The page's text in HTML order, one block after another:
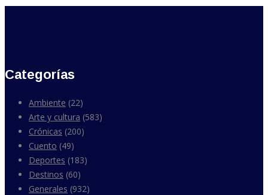
Categorías
Ambiente (22)
Arte y cultura (583)
Crónicas (200)
Cuento (49)
Deportes (183)
Destinos (60)
Generales (932)